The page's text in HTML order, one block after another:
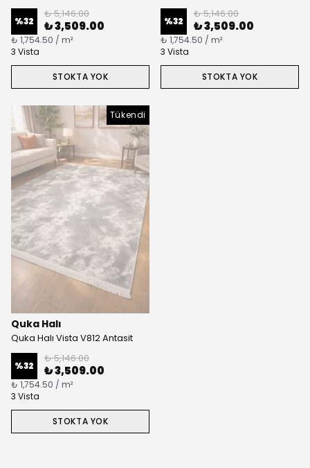
%32
₺ 5,146.00
₺ 3,509.00
₺ 1,754.50 / m²
3 Vista
STOKTA YOK
%32
₺ 5,146.00
₺ 3,509.00
₺ 1,754.50 / m²
3 Vista
STOKTA YOK
Tükendi
Quka Halı
Quka Halı Vista V812 Antasit
%32
₺ 5,146.00
₺ 3,509.00
₺ 1,754.50 / m²
3 Vista
STOKTA YOK